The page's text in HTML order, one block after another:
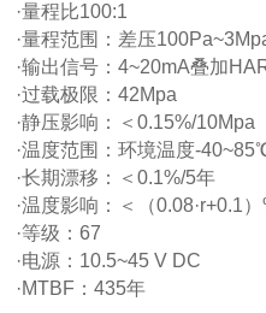
·量程比100:1
·量程范围：差压
·输出信号：4~20mA叠加
·过载极限：42Mpa
·静压影响：＜0.15%/10Mpa
·温度范围：环境温度-
·长期漂移：＜0.1%/5年
·温度影响：＜（0.08·r+0.1
·等级：67
·电源：10.5~45 V DC
·MTBF：435年